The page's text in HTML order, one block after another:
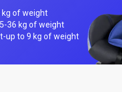
kg of weight
36 kg of weight
up to 9 kg of weight